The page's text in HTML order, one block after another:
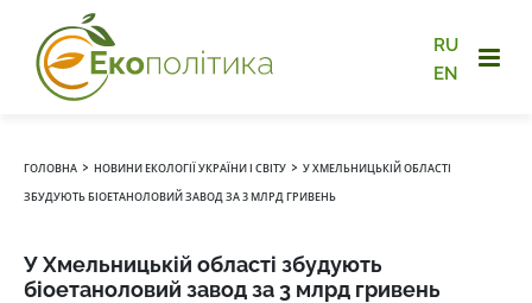
RU
EN
ГОЛОВНА › НОВИНИ ЕКОЛОГІЇ УКРАЇНИ І СВІТУ › У ХМЕЛЬНИЦЬКІЙ ОБЛАСТІ
ЗБУДУЮТЬ БІОЕТАНОЛОВИЙ ЗАВОД ЗА 3 МЛРД ГРИВЕНЬ
У Хмельницькій області збудують
біоетаноловий завод за 3 млрд гривень